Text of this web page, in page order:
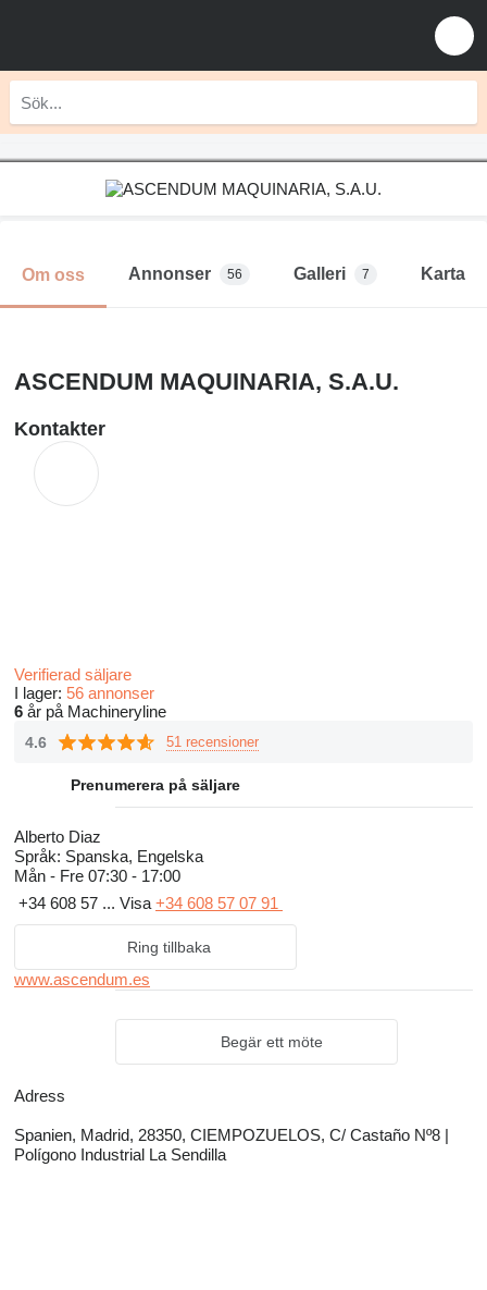
Om oss Annonser 56 Galleri 7 Karta
ASCENDUM MAQUINARIA, S.A.U.
Kontakter
Verifierad säljare
I lager: 56 annonser
6 år på Machineryline
4.6 51 recensioner
Prenumerera på säljare
Alberto Diaz
Språk: Spanska, Engelska
Mån - Fre 07:30 - 17:00
+34 608 57 ... Visa+34 608 57 07 91
Ring tillbaka
www.ascendum.es
Begär ett möte
Adress
Spanien, Madrid, 28350, CIEMPOZUELOS, C/ Castaño Nº8 |
Polígono Industrial La Sendilla